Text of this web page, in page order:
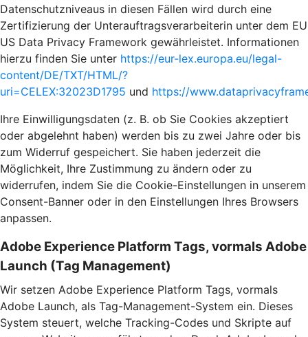
Datenschutzniveaus in diesen Fällen wird durch eine
Zertifizierung der Unterauftragsverarbeiterin unter dem EU
US Data Privacy Framework gewährleistet. Informationen
hierzu finden Sie unter https://eur-lex.europa.eu/legal-
content/DE/TXT/HTML/?
uri=CELEX:32023D1795 und https://
Ihre Einwilligungsdaten (z. B. ob Sie Cookies akzeptiert
oder abgelehnt haben) werden bis zu zwei Jahre oder bis
zum Widerruf gespeichert. Sie haben jederzeit die
Möglichkeit, Ihre Zustimmung zu ändern oder zu
widerrufen, indem Sie die Cookie-Einstellungen in unserem
Consent-Banner oder in den Einstellungen Ihres Browsers
anpassen.
Adobe Experience Platform Tags, vormals Adobe
Launch (Tag Management)
Wir setzen Adobe Experience Platform Tags, vormals
Adobe Launch, als Tag-Management-System ein. Dieses
System steuert, welche Tracking-Codes und Skripte auf